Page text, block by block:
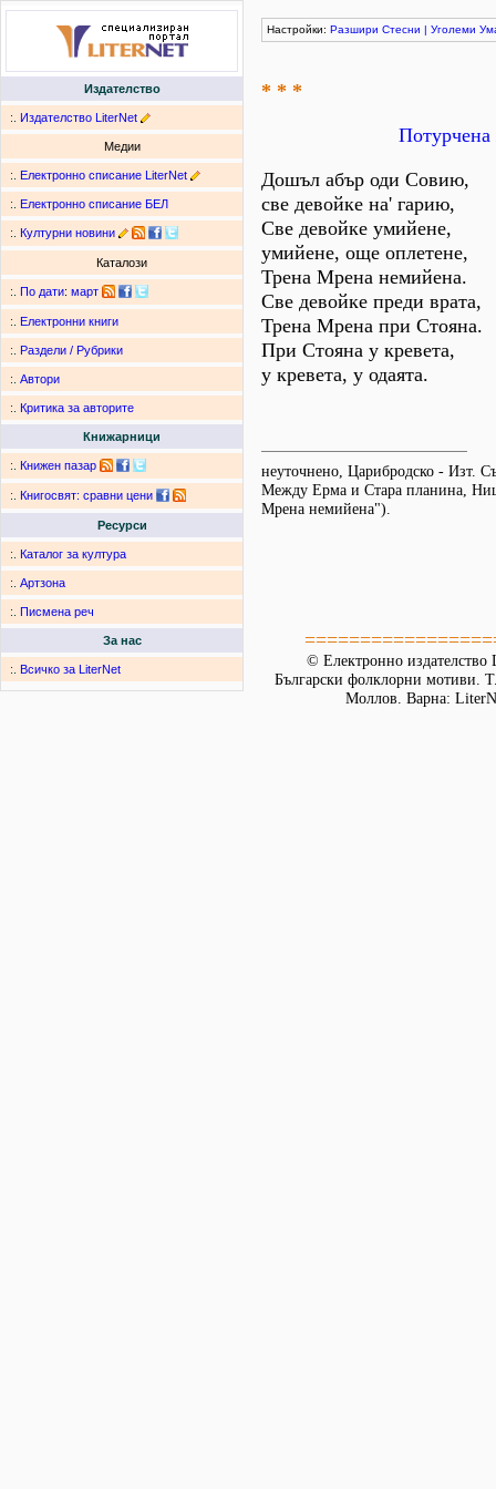
Издателство
:. Издателство LiterNet
Медии
:. Електронно списание LiterNet
:. Електронно списание БЕЛ
:. Културни новини
Каталози
:. По дати: март
:. Електронни книги
:. Раздели / Рубрики
:. Автори
:. Критика за авторите
Книжарници
:. Книжен пазар
:. Книгосвят: сравни цени
Ресурси
:. Каталог за култура
:. Артзона
:. Писмена реч
За нас
:. Всичко за LiterNet
Настройки: Разшири Стесни | Уголеми
* * *
Потурчена
Дошъл абър оди Совию,
све девойке на' гарию,
Све девойке умийене,
умийене, още оплетене,
Трена Мрена немийена.
Све девойке преди врата,
Трена Мрена при Стояна.
При Стояна у кревета,
у кревета, у одаята.
неуточнено, Царибродско - Изт.
Между Ерма и Стара планина,
Мрена немийена").
© Електронно издателство
Български фолклорни мотиви.
Моллов. Варна: